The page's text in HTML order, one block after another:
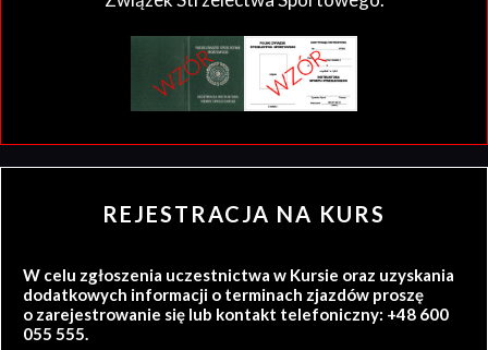
REJESTRACJA NA KURS
W celu zgłoszenia uczestnictwa w Kursie oraz uzyskania
dodatkowych informacji o terminach zjazdów proszę
o zarejestrowanie się lub kontakt telefoniczny: +48 600
055 555.